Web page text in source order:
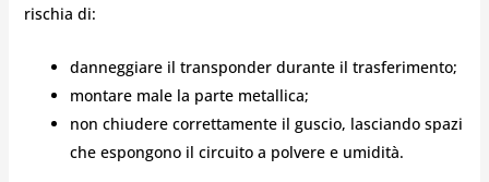
rischia di:
danneggiare il transponder durante il trasferimento;
montare male la parte metallica;
non chiudere correttamente il guscio, lasciando spazi
che espongono il circuito a polvere e umidità.